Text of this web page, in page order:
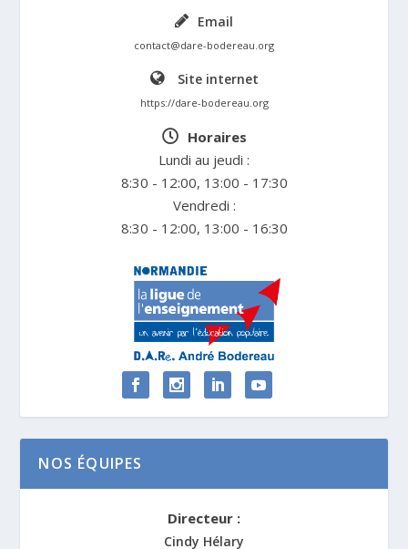
Email
contact@dare-bodereau.org
Site internet
https://dare-bodereau.org
Horaires
Lundi au jeudi :
8:30 - 12:00, 13:00 - 17:30
Vendredi :
8:30 - 12:00, 13:00 - 16:30
NOS ÉQUIPES
Directeur :
Cindy Hélary